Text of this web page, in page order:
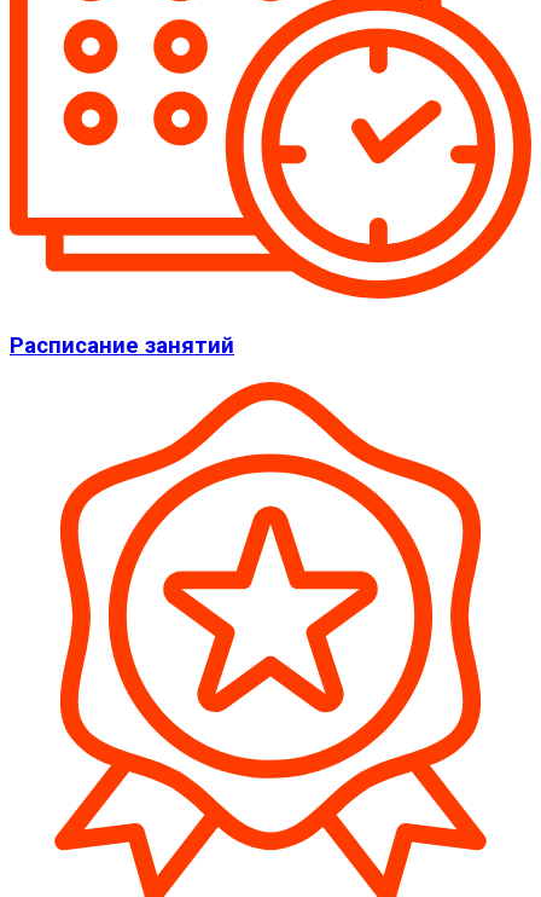
Расписание занятий